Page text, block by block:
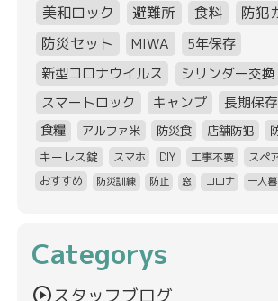
美和ロック
避難所 食料
防犯
防災セット
MIWA
5年保存
新型コロナウイルス
シリンダー交換
スマートロック
キャンプ 長期保存
食糧
アルファ米 防災食 店舗防犯
キーレス錠 スマホ DIY 工事不要 スペ
おすすめ
防災訓練 防止 窓 コロナ 一人
Categorys
play_circleスタッフブログ